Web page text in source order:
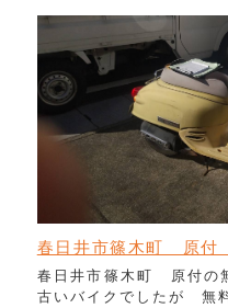
春日井市篠木町 原付
春日井市篠木町 原付の
古いバイクでしたが 無